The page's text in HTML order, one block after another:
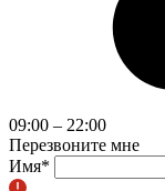
09:00 – 22:00
Перезвоните мне
Имя*